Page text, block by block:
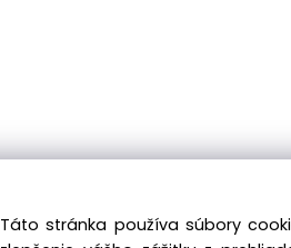
Táto stránka používa súbory